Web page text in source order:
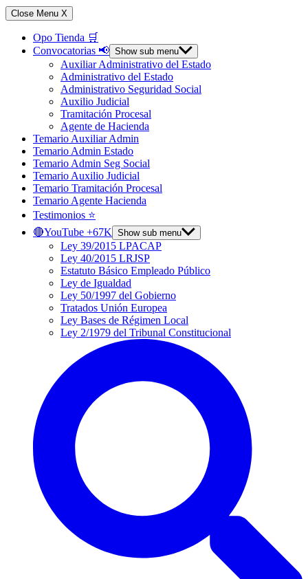
Close Menu X
Opo Tienda 🛒
Convocatorias 📢 Show sub menu
Auxiliar Administrativo del Estado
Administrativo del Estado
Administrativo Seguridad Social
Auxilio Judicial
Tramitación Procesal
Agente de Hacienda
Temario Auxiliar Admin
Temario Admin Estado
Temario Admin Seg Social
Temario Auxilio Judicial
Temario Tramitación Procesal
Temario Agente Hacienda
Testimonios ⭐️
🔴YouTube +67K Show sub menu
Ley 39/2015 LPACAP
Ley 40/2015 LRJSP
Estatuto Básico Empleado Público
Ley de Igualdad
Ley 50/1997 del Gobierno
Tratados Unión Europea
Ley Bases de Régimen Local
Ley 2/1979 del Tribunal Constitucional